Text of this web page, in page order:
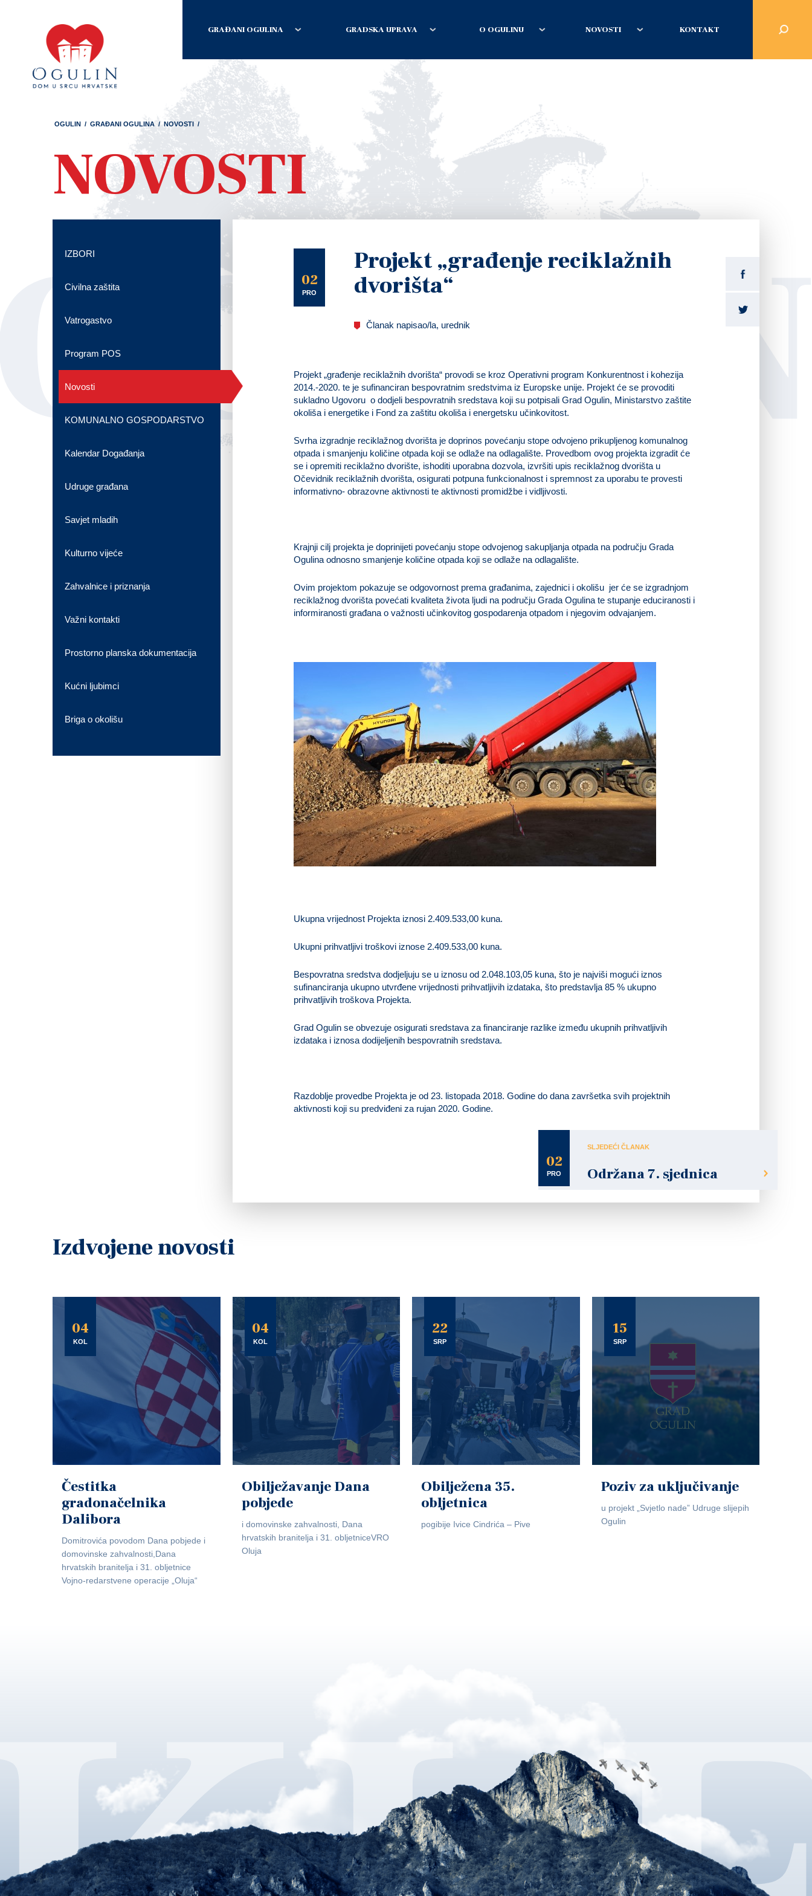
GRAĐANI OGULINA GRADSKA UPRAVA O OGULINU NOVOSTI KONTAKT
OGULIN / GRAĐANI OGULINA / NOVOSTI /
NOVOSTI
02
PRO
Projekt „građenje reciklažnih
dvorišta“
Članak napisao/la, urednik
Projekt „građenje reciklažnih dvorišta“ provodi se kroz Operativni program Konkurentnost i kohezija
2014.-2020. te je sufinanciran bespovratnim sredstvima iz Europske unije. Projekt će se provoditi
sukladno Ugovoru o dodjeli bespovratnih sredstava koji su potpisali Grad Ogulin, Ministarstvo zaštite
okoliša i energetike i Fond za zaštitu okoliša i energetsku učinkovitost.
Svrha izgradnje reciklažnog dvorišta je doprinos povećanju stope odvojeno prikupljenog komunalnog
otpada i smanjenju količine otpada koji se odlaže na odlagalište. Provedbom ovog projekta izgradit će
se i opremiti reciklažno dvorište, ishoditi uporabna dozvola, izvršiti upis reciklažnog dvorišta u
Očevidnik reciklažnih dvorišta, osigurati potpuna funkcionalnost i spremnost za uporabu te provesti
informativno- obrazovne aktivnosti te aktivnosti promidžbe i vidljivosti.
Krajnji cilj projekta je doprinijeti povećanju stope odvojenog sakupljanja otpada na području Grada
Ogulina odnosno smanjenje količine otpada koji se odlaže na odlagalište.
Ovim projektom pokazuje se odgovornost prema građanima, zajednici i okolišu jer će se izgradnjom
reciklažnog dvorišta povećati kvaliteta života ljudi na području Grada Ogulina te stupanje educiranosti i
informiranosti građana o važnosti učinkovitog gospodarenja otpadom i njegovim odvajanjem.
Ukupna vrijednost Projekta iznosi 2.409.533,00 kuna.
Ukupni prihvatljivi troškovi iznose 2.409.533,00 kuna.
Bespovratna sredstva dodjeljuju se u iznosu od 2.048.103,05 kuna, što je najviši mogući iznos
sufinanciranja ukupno utvrđene vrijednosti prihvatljivih izdataka, što predstavlja 85 % ukupno
prihvatljivih troškova Projekta.
Grad Ogulin se obvezuje osigurati sredstava za financiranje razlike između ukupnih prihvatljivih
izdataka i iznosa dodijeljenih bespovratnih sredstava.
Razdoblje provedbe Projekta je od 23. listopada 2018. Godine do dana završetka svih projektnih
aktivnosti koji su predviđeni za rujan 2020. Godine.
02
PRO
SLJEDEĆI ČLANAK
Održana 7. sjednica
IZBORI
Civilna zaštita
Vatrogastvo
Program POS
Novosti
KOMUNALNO GOSPODARSTVO
Kalendar Događanja
Udruge građana
Savjet mladih
Kulturno vijeće
Zahvalnice i priznanja
Važni kontakti
Prostorno planska dokumentacija
Kućni ljubimci
Briga o okolišu
Izdvojene novosti
04
KOL
Čestitka
gradonačelnika
Dalibora
Domitrovića povodom Dana pobjede i
domovinske zahvalnosti,Dana
hrvatskih branitelja i 31. obljetnice
Vojno-redarstvene operacije „Oluja“
04
KOL
Obilježavanje Dana
pobjede
i domovinske zahvalnosti, Dana
hrvatskih branitelja i 31. obljetniceVRO
Oluja
22
SRP
Obilježena 35.
obljetnica
pogibije Ivice Cindrića – Pive
15
SRP
Poziv za uključivanje
u projekt „Svjetlo nade” Udruge slijepih
Ogulin